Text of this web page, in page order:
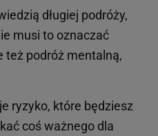
długiej podróży,
musi to oznaczać
też podróż mentalną,
ryzyko, które będziesz
coś ważnego dla